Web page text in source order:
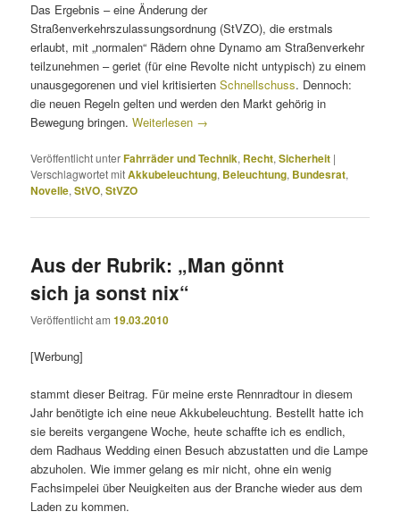
Das Ergebnis – eine Änderung der
Straßenverkehrszulassungsordnung (StVZO), die erstmals
erlaubt, mit „normalen“ Rädern ohne Dynamo am Straßenverkehr
teilzunehmen – geriet (für eine Revolte nicht untypisch) zu einem
unausgegorenen und viel kritisiertenSchnellschuss. Dennoch:
die neuen Regeln gelten und werden den Markt gehörig in
Bewegung bringen.Weiterlesen →
Veröffentlicht unterFahrräder und Technik, Recht,Sicherheit |
Verschlagwortet mitAkkubeleuchtung, Beleuchtung, Bundesrat,
Novelle,StVO,StVZO
Aus der Rubrik: „Man gönnt
sich ja sonst nix“
Veröffentlicht am19.03.2010
[Werbung]
stammt dieser Beitrag. Für meine erste Rennradtour in diesem
Jahr benötigte ich eine neue Akkubeleuchtung. Bestellt hatte ich
sie bereits vergangene Woche, heute schaffte ich es endlich,
dem Radhaus Wedding einen Besuch abzustatten und die Lampe
abzuholen. Wie immer gelang es mir nicht, ohne ein wenig
Fachsimpelei über Neuigkeiten aus der Branche wieder aus dem
Laden zu kommen.